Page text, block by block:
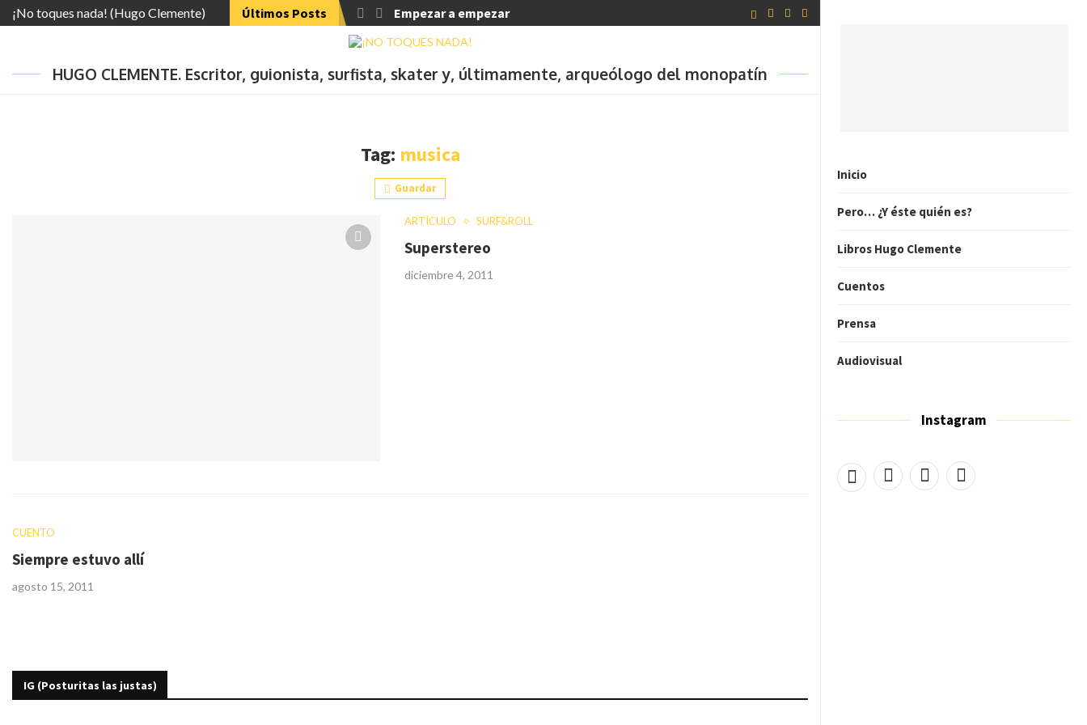
Inicio
Pero… ¿Y éste quién es?
Libros Hugo Clemente
Cuentos
Prensa
Audiovisual
Instagram
¡No toques nada! (Hugo Clemente) Últimos Posts Empezar a empezar
HUGO CLEMENTE. Escritor, guionista, surfista, skater y, últimamente, arqueólogo del monopatín
Tag: musica
Guardar
ARTÍCULO SURF&ROLL
Superstereo
diciembre 4, 2011
CUENTO
Siempre estuvo allí
agosto 15, 2011
IG (Posturitas las justas)